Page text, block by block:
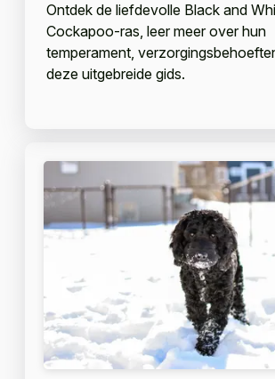
Ontdek de liefdevolle Black and
Cockapoo-ras, leer meer over hun
temperament,
deze uitgebreide gids.